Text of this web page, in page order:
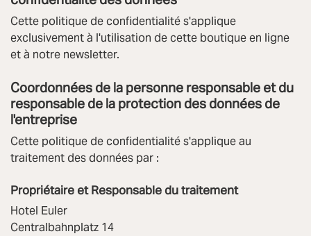
Cette politique de confidentialité s'applique
exclusivement à l'utilisation de cette boutique en ligne
et à notre newsletter.
Coordonnées de la personne responsable et du
responsable de la protection des données de
l'entreprise
Cette politique de confidentialité s'applique au
traitement des données par :
Propriétaire et Responsable du traitement
Hotel Euler
Centralbahnplatz 14